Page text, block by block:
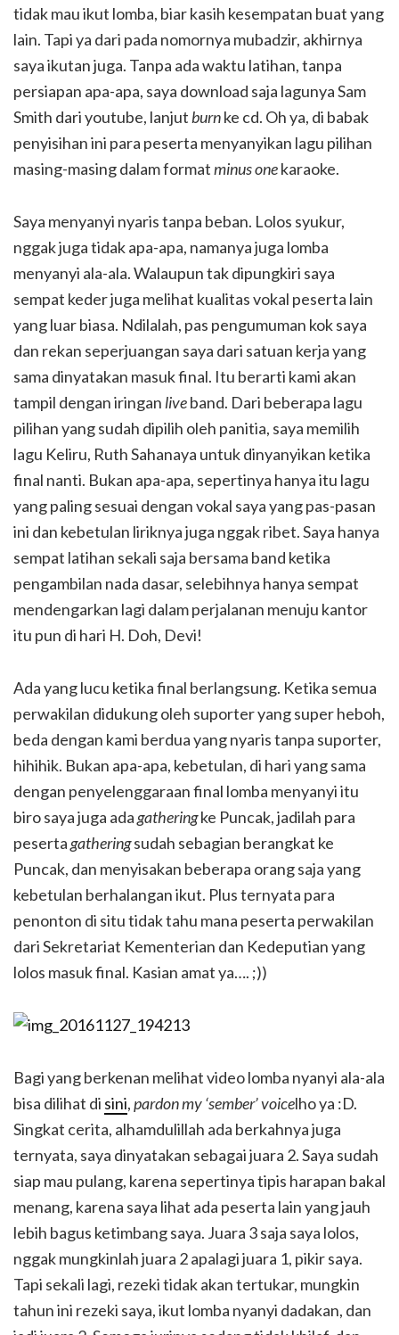
tidak mau ikut lomba, biar kasih kesempatan buat yang
lain. Tapi ya dari pada nomornya mubadzir, akhirnya
saya ikutan juga. Tanpa ada waktu latihan, tanpa
persiapan apa-apa, saya download saja lagunya Sam
Smith dari youtube, lanjut burnke cd. Oh ya, di babak
penyisihan ini para peserta menyanyikan lagu pilihan
masing-masing dalam formatminus onekaraoke.
Saya menyanyi nyaris tanpa beban. Lolos syukur,
nggak juga tidak apa-apa, namanya juga lomba
menyanyi ala-ala. Walaupun tak dipungkiri saya
sempat keder juga melihat kualitas vokal peserta lain
yang luar biasa. Ndilalah, pas pengumuman kok saya
dan rekan seperjuangan saya dari satuan kerja yang
sama dinyatakan masuk final. Itu berarti kami akan
tampil dengan iringan liveband. Dari beberapa lagu
pilihan yang sudah dipilih oleh panitia, saya memilih
lagu Keliru, Ruth Sahanaya untuk dinyanyikan ketika
final nanti. Bukan apa-apa, sepertinya hanya itu lagu
yang paling sesuai dengan vokal saya yang pas-pasan
ini dan kebetulan liriknya juga nggak ribet. Saya hanya
sempat latihan sekali saja bersama band ketika
pengambilan nada dasar, selebihnya hanya sempat
mendengarkan lagi dalam perjalanan menuju kantor
itu pun di hari H. Doh, Devi!
Ada yang lucu ketika final berlangsung. Ketika semua
perwakilan didukung oleh suporter yang super heboh,
beda dengan kami berdua yang nyaris tanpa suporter,
hihihik. Bukan apa-apa, kebetulan, di hari yang sama
dengan penyelenggaraan final lomba menyanyi itu
biro saya juga adagatheringke Puncak, jadilah para
pesertagatheringsudah sebagian berangkat ke
Puncak, dan menyisakan beberapa orang saja yang
kebetulan berhalangan ikut. Plus ternyata para
penonton di situ tidak tahu mana peserta perwakilan
dari Sekretariat Kementerian dan Kedeputian yang
lolos masuk final. Kasian amat ya…. ;))
Bagi yang berkenan melihat video lomba nyanyi ala-ala
bisa dilihat di sini,pardon my ‘sember’ voicelho ya :D.
Singkat cerita, alhamdulillah ada berkahnya juga
ternyata, saya dinyatakan sebagai juara 2. Saya sudah
siap mau pulang, karena sepertinya tipis harapan bakal
menang, karena saya lihat ada peserta lain yang jauh
lebih bagus ketimbang saya. Juara 3 saja saya lolos,
nggak mungkinlah juara 2 apalagi juara 1, pikir saya.
Tapi sekali lagi, rezeki tidak akan tertukar, mungkin
tahun ini rezeki saya, ikut lomba nyanyi dadakan, dan